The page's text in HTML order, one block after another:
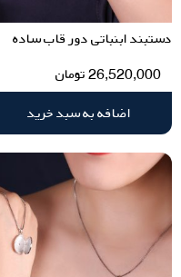
دستبند ابنباتی دور قاب ساده
26,520,000تومان
اضافه به سبد خرید